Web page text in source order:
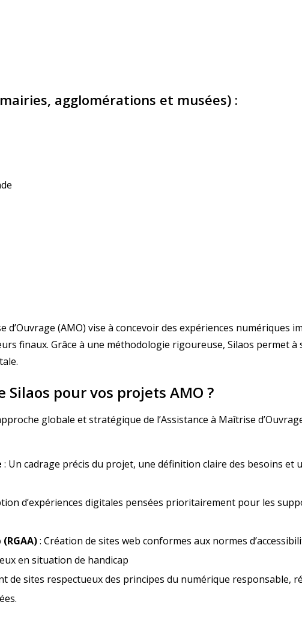
agglomérations et musées) :
d’Ouvrage (AMO) vise à concevoir des expériences
finaux. Grâce à une méthodologie rigoureuse, Silaos permet à
Silaos pour vos projets AMO ?
globale et stratégique de l’Assistance à Maîtrise
: Un cadrage précis du projet, une définition claire des besoins
d’expériences digitales pensées prioritairement pour les
: Création de sites web conformes aux normes
en situation de handicap
de sites respectueux des principes du numérique responsable,